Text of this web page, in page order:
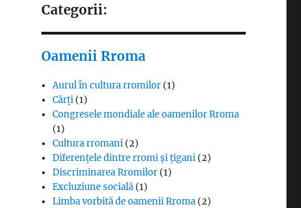
Categorii:
Oamenii Rroma
Aurul în cultura rromilor (1)
Cărți (1)
Congresele mondiale ale oamenilor Rroma
(1)
Cultura rromani (2)
Diferențele dintre rromi și țigani (2)
Discriminarea Rromilor (1)
Excluziune socială (1)
Limba vorbită de oamenii Rroma (2)